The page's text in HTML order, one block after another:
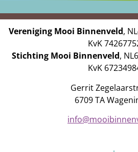
Vereniging Mooi Binnenveld,
KvK
Stichting Mooi Binnenveld,
KvK
Gerrit
6709 TA